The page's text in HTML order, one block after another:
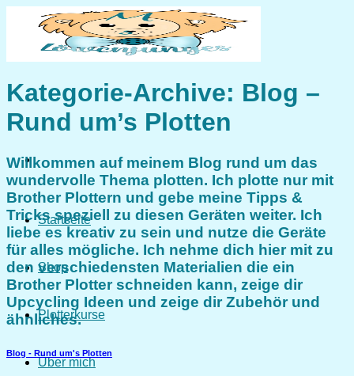
springen
Startseite
Shop
Plotterkurse
Über mich
Kategorie-Archive: Blog –
Rund um’s Plotten
Willkommen auf meinem Blog rund um das
wundervolle Thema plotten. Ich plotte nur mit
Brother Plottern und gebe meine Tipps &
Tricks speziell zu diesen Geräten weiter. Ich
liebe es kreativ zu sein und nutze die Geräte
für alles mögliche. Ich nehme dich hier mit zu
den verschiedensten Materialien die ein
Brother Plotter schneiden kann, zeige dir
Upcycling Ideen und zeige dir Zubehör und
ähnliches.
Blog - Rund um's Plotten